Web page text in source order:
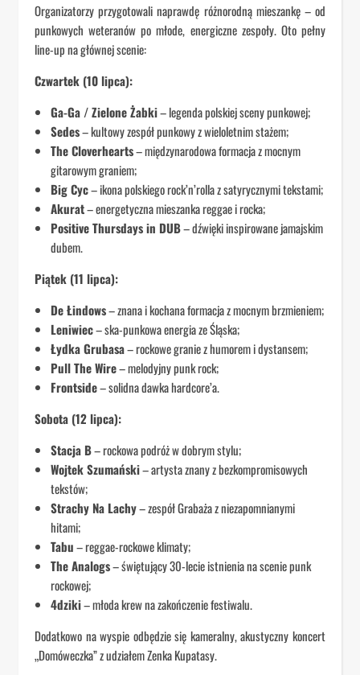
Organizatorzy przygotowali naprawdę różnorodną mieszankę – od
punkowych weteranów po młode, energiczne zespoły. Oto pełny
line-up na głównej scenie:
Czwartek (10 lipca):
Ga-Ga / Zielone Żabki– legenda polskiej sceny punkowej;
Sedes– kultowy zespół punkowy z wieloletnim stażem;
The Cloverhearts– międzynarodowa formacja z mocnym
gitarowym graniem;
Big Cyc– ikona polskiego rock’n’rolla z satyrycznymi tekstami;
Akurat– energetyczna mieszanka reggae i rocka;
Positive Thursdays in DUB– dźwięki inspirowane jamajskim
dubem.
Piątek (11 lipca):
De Łindows– znana i kochana formacja z mocnym brzmieniem;
Leniwiec– ska-punkowa energia ze Śląska;
Łydka Grubasa– rockowe granie z humorem i dystansem;
Pull The Wire– melodyjny punk rock;
Frontside– solidna dawka hardcore’a.
Sobota (12 lipca):
Stacja B– rockowa podróż w dobrym stylu;
Wojtek Szumański– artysta znany z bezkompromisowych
tekstów;
Strachy Na Lachy– zespół Grabaża z niezapomnianymi
hitami;
Tabu– reggae-rockowe klimaty;
The Analogs– świętujący 30-lecie istnienia na scenie punk
rockowej;
4dziki– młoda krew na zakończenie festiwalu.
Dodatkowo na wyspie odbędzie się kameralny, akustyczny koncert
„Domóweczka” z udziałem Zenka Kupatasy.